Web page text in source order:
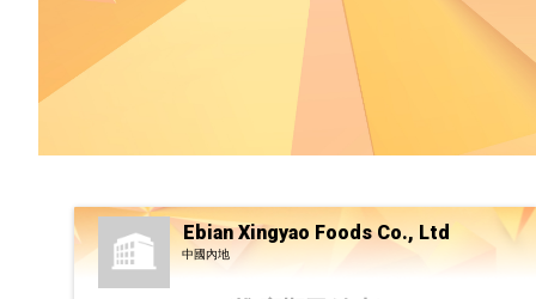
Ebian Xingyao Foods Co., Ltd
中國內地